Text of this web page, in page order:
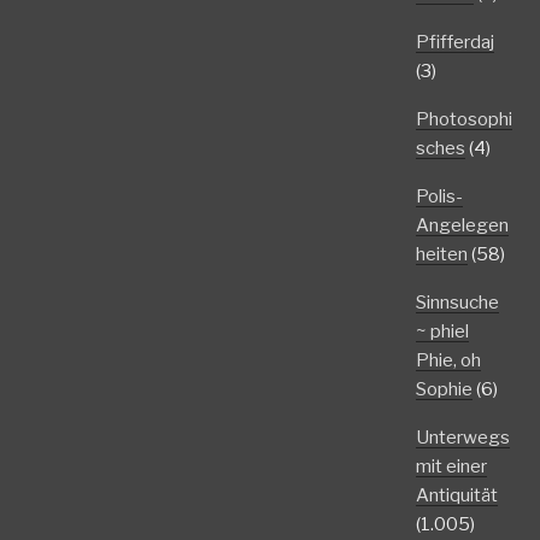
Pfifferdaj
(3)
Photosophi
sches (4)
Polis-
Angelegen
heiten (58)
Sinnsuche
~ phiel
Phie, oh
Sophie (6)
Unterwegs
mit einer
Antiquität
(1.005)